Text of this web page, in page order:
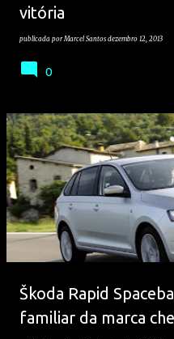
vitória
publicada porMarcel Santos dezembro 12, 2013
0
Škoda Rapid
familiar da marca